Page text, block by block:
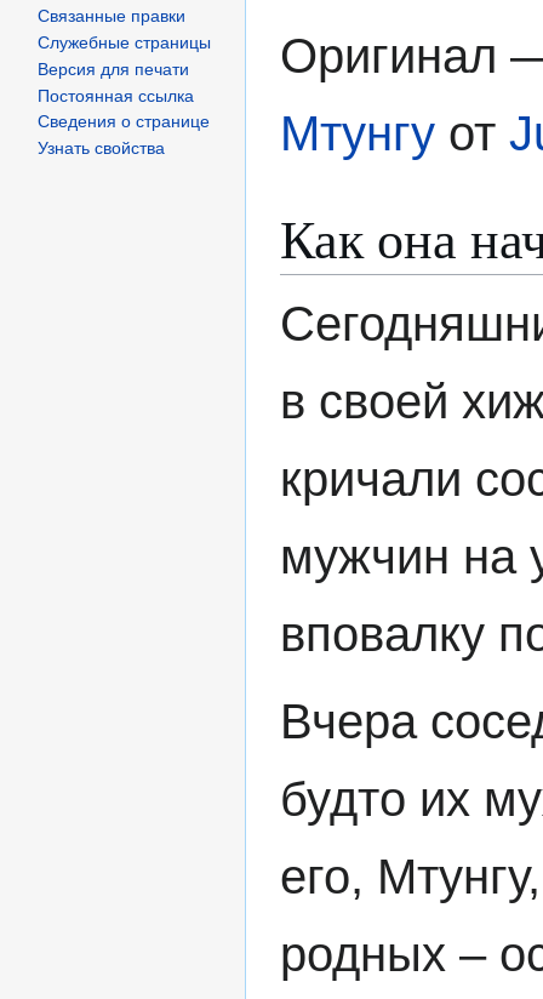
Оригинал
Мтунгуот
Как она
в своей
кричали
мужчин на
вповалку
Вчера
будто их
его,
родных –
Связанные правки
Служебные страницы
Версия для печати
Постоянная ссылка
Сведения о странице
Узнать свойства